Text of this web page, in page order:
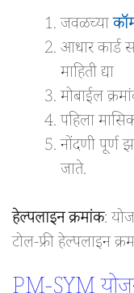
जवळच्या
आधार कार्ड
माहिती द्या
मोबाईल
पहिला
नोंदणी पूर्ण
जाते.
हेल्पलाइन क्रमांक:
टोल-फ्री हेल्पलाइन